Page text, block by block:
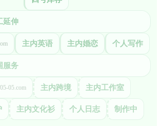
延伸
主内英语 主内婚恋 个人写作
服务
05-05.com 主内跨境 主内工作室
主内文化衫 个人日志 制作中